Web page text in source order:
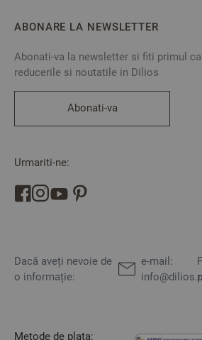
ABONARE LA NEWSLETTER
Abonati-va la newsletter si fiti primul
reducerile si noutatile in Dilios
Abonati-va
Urmariti-ne:
Dacă aveți nevoie de
o informație:
e-mail:
Metode de plata: